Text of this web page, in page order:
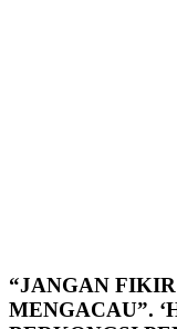
“JANGAN
MENGACAU”.